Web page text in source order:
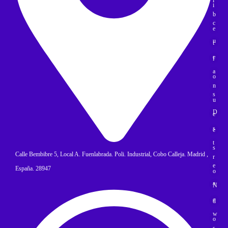
Calle Bembibre 5, Local A. Fuenlabrada. Poli. Industrial, Cobo Calleja. Madrid ,
España. 28947
i
c
u
l
o
s
D
e
s
e
a
d
o
b
e
t
e
a
n
u
e
s
t
r
o
N
e
w